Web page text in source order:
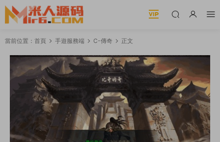
當前位置： 首頁 手遊服務端 C-傳奇 正文